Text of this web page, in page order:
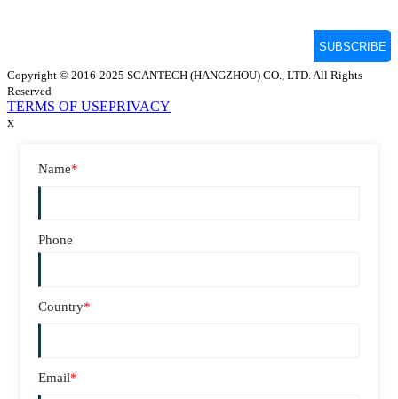
Copyright © 2016-2025 SCANTECH (HANGZHOU) CO., LTD. All Rights
Reserved
TERMS OF USEPRIVACY
x
Name*
Phone
Country*
Email*